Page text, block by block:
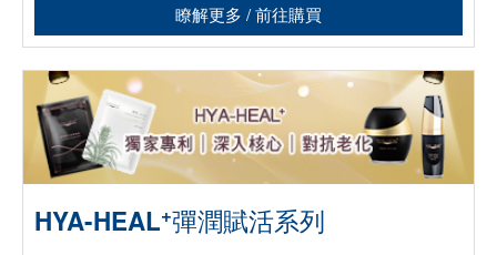
瞭解更多 / 前往購買
HYA-HEAL+彈潤賦活系列